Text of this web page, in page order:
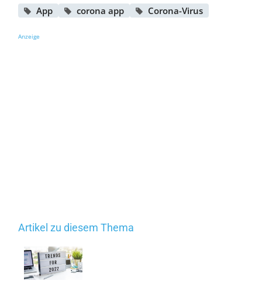
App corona app Corona-Virus
Anzeige
Artikel zu diesem Thema